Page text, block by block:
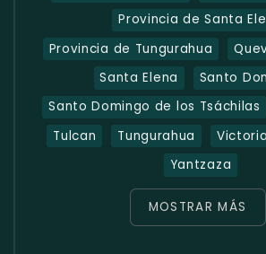
Provincia de Santa
Provincia de Tungurahua
Santa Elena
Santo
Santo Domingo de los Tsáchilas
Tulcan
Tungurahua
Yantzaza
MOSTRAR MÁS